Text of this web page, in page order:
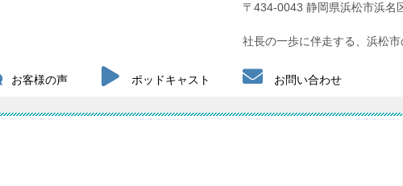
〒434-0043 静岡県浜松市浜名
社長の一歩に伴走する、浜松市
お客様の声 ポッドキャスト お問い合わせ